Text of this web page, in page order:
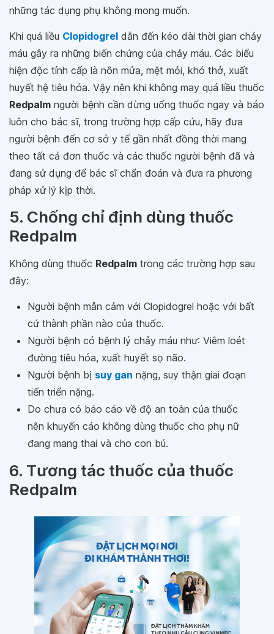
những tác dụng phụ không mong muốn.
Khi quá liều Clopidogrel dẫn đến kéo dài thời gian chảy
máu gây ra những biến chứng của chảy máu. Các biểu
hiện độc tính cấp là nôn mửa, mệt mỏi, khó thở, xuất
huyết hệ tiêu hóa. Vậy nên khi không may quá liều thuốc
Redpalm người bệnh cần dừng uống thuốc ngay và báo
luôn cho bác sĩ, trong trường hợp cấp cứu, hãy đưa
người bệnh đến cơ sở y tế gần nhất đồng thời mang
theo tất cả đơn thuốc và các thuốc người bệnh đã và
đang sử dụng để bác sĩ chẩn đoán và đưa ra phương
pháp xử lý kịp thời.
5. Chống chỉ định dùng thuốc
Redpalm
Không dùng thuốc Redpalm trong các trường hợp sau
đây:
Người bệnh mẫn cảm với Clopidogrel hoặc với bất
cứ thành phần nào của thuốc.
Người bệnh có bệnh lý chảy máu như: Viêm loét
đường tiêu hóa, xuất huyết sọ não.
Người bệnh bị suy gan nặng, suy thận giai đoạn
tiến triển nặng.
Do chưa có báo cáo về độ an toàn của thuốc
nên khuyến cáo không dùng thuốc cho phụ nữ
đang mang thai và cho con bú.
6. Tương tác thuốc của thuốc
Redpalm